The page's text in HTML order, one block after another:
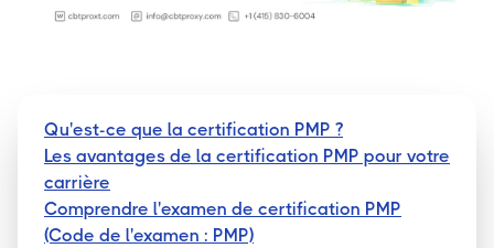
Qu'est-ce que la certification PMP ?
Les avantages de la certification PMP pour votre
carrière
Comprendre l'examen de certification PMP
(Code de l'examen : PMP)